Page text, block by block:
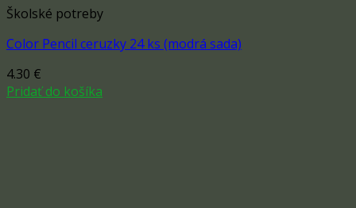
Školské potreby
Color Pencil ceruzky 24 ks (modrá sada)
4.30 €
Pridať do košíka